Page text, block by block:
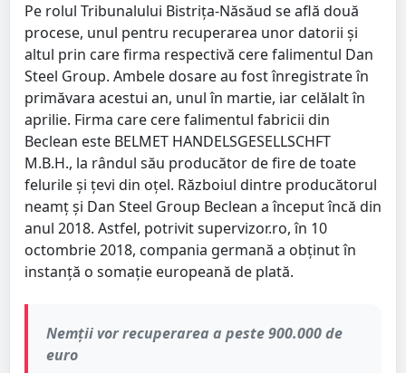
Pe rolul Tribunalului Bistrița-Năsăud se află două
procese, unul pentru recuperarea unor datorii și
altul prin care firma respectivă cere falimentul Dan
Steel Group. Ambele dosare au fost înregistrate în
primăvara acestui an, unul în martie, iar celălalt în
aprilie. Firma care cere falimentul fabricii din
Beclean este BELMET HANDELSGESELLSCHFT
M.B.H., la rândul său producător de fire de toate
felurile și țevi din oțel. Războiul dintre producătorul
neamț și Dan Steel Group Beclean a început încă din
anul 2018. Astfel, potrivit supervizor.ro, în 10
octombrie 2018, compania germană a obținut în
instanță o somație europeană de plată.
Nemții vor recuperarea a peste 900.000 de
euro